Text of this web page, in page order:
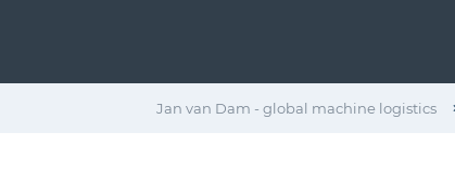
Jan van Dam - global machine logistics